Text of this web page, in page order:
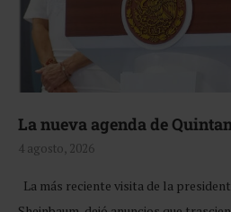
La nueva agenda de
4 agosto, 2026
La más reciente visita de la